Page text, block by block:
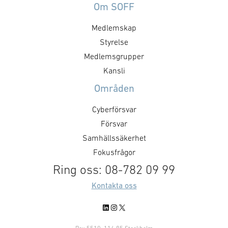
styrning, upphandling, avtal,
formar försvarsmarknaden
genom hur den agerar som kund.
Det handlar inte bara om ökade
försvarsinvesteringar, utan också
anskaffningsprinciper,
Om SOFF
Medlemskap
Styrelse
Medlemsgrupper
Kansli
Områden
Cyberförsvar
Försvar
Samhällssäkerhet
Fokusfrågor
Ring oss: 08-782 09 99
Kontakta oss
LinkedIn
Instagram
X